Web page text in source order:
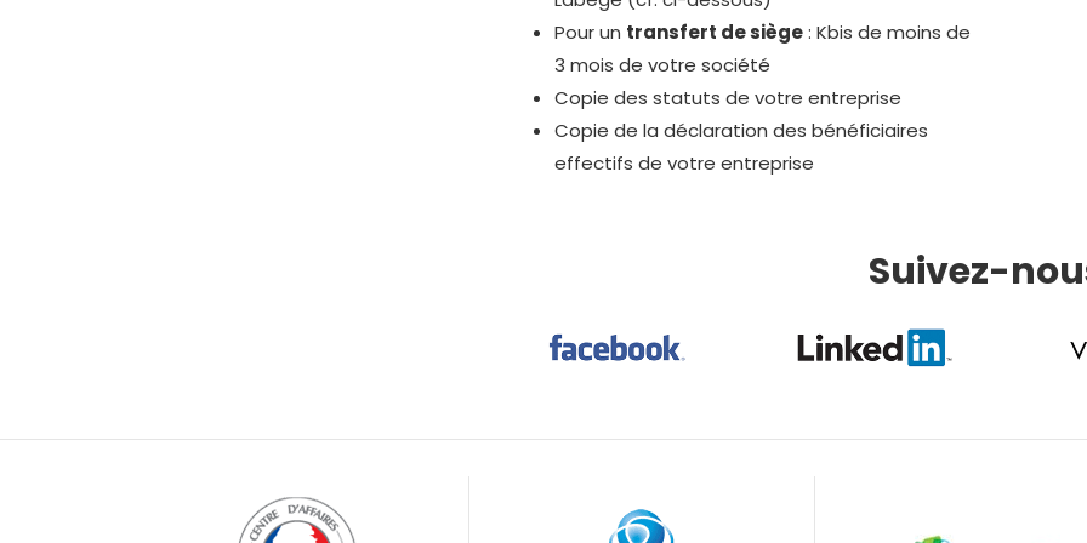
Pour un transfert de siège: Kbis de moins de
3 mois de votre société
Copie des statuts de votre entreprise
Copie de la déclaration des bénéficiaires
effectifs de votre entreprise
Suivez-